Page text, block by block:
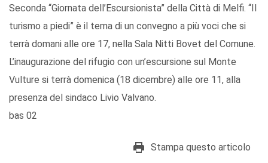
Seconda “Giornata dell’Escursionista” della Città di Melfi. “Il
turismo a piedi” è il tema di un convegno a più voci che si
terrà domani alle ore 17, nella Sala Nitti Bovet del Comune.
L’inaugurazione del rifugio con un’escursione sul Monte
Vulture si terrà domenica (18 dicembre) alle ore 11, alla
presenza del sindaco Livio Valvano.
bas 02
Stampa questo articolo